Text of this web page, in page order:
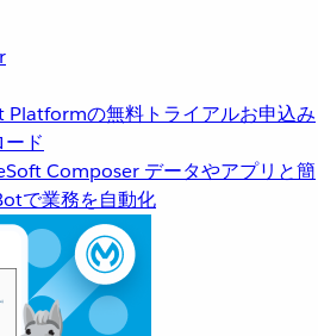
の無料トライアルお申込み
ド
Composer データやアプリと簡
で業務を自動化